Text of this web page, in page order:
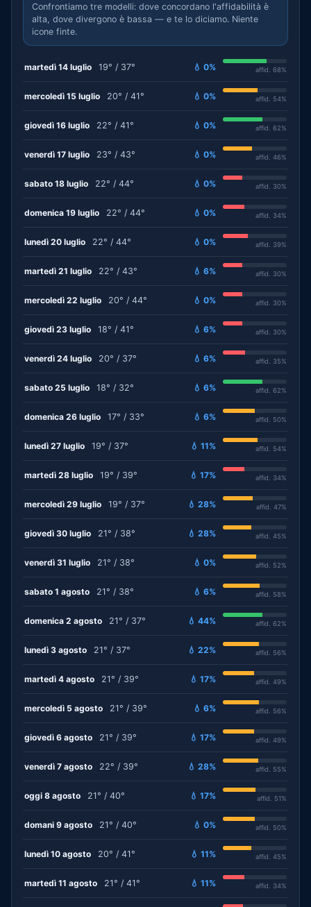
Confrontiamo tre modelli: dove concordano l'affidabilità è
alta, dove divergono è bassa — e te lo diciamo. Niente
icone finte.
martedì 14 luglio 19° / 37° 💧 0% affid. 68%
mercoledì 15 luglio 20° / 41° 💧 0% affid. 54%
giovedì 16 luglio 22° / 41° 💧 0% affid. 62%
venerdì 17 luglio 23° / 43° 💧 0% affid. 46%
sabato 18 luglio 22° / 44° 💧 0% affid. 30%
domenica 19 luglio 22° / 44° 💧 0% affid. 34%
lunedì 20 luglio 22° / 44° 💧 0% affid. 39%
martedì 21 luglio 22° / 43° 💧 6% affid. 30%
mercoledì 22 luglio 20° / 44° 💧 0% affid. 30%
giovedì 23 luglio 18° / 41° 💧 6% affid. 30%
venerdì 24 luglio 20° / 37° 💧 6% affid. 35%
sabato 25 luglio 18° / 32° 💧 6% affid. 62%
domenica 26 luglio 17° / 33° 💧 6% affid. 50%
lunedì 27 luglio 19° / 37° 💧 11% affid. 54%
martedì 28 luglio 19° / 39° 💧 17% affid. 34%
mercoledì 29 luglio 19° / 37° 💧 28% affid. 47%
giovedì 30 luglio 21° / 38° 💧 28% affid. 45%
venerdì 31 luglio 21° / 38° 💧 0% affid. 52%
sabato 1 agosto 21° / 38° 💧 6% affid. 58%
domenica 2 agosto 21° / 37° 💧 44% affid. 62%
lunedì 3 agosto 21° / 37° 💧 22% affid. 56%
martedì 4 agosto 21° / 39° 💧 17% affid. 49%
mercoledì 5 agosto 21° / 39° 💧 6% affid. 56%
giovedì 6 agosto 21° / 39° 💧 17% affid. 49%
venerdì 7 agosto 22° / 39° 💧 28% affid. 55%
oggi 8 agosto 21° / 40° 💧 17% affid. 51%
domani 9 agosto 21° / 40° 💧 0% affid. 50%
lunedì 10 agosto 20° / 41° 💧 11% affid. 45%
martedì 11 agosto 21° / 41° 💧 11% affid. 34%